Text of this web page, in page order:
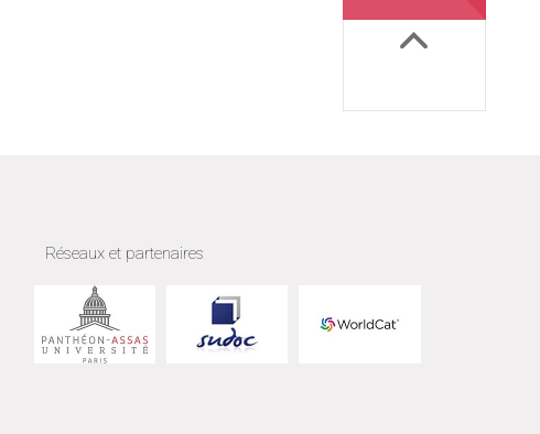
Réseaux et partenaires